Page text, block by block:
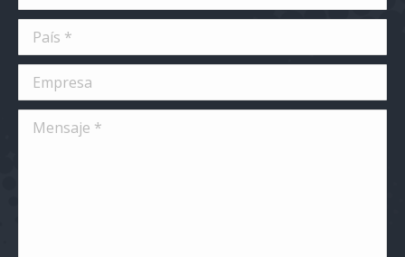
País *
Empresa
Mensaje *